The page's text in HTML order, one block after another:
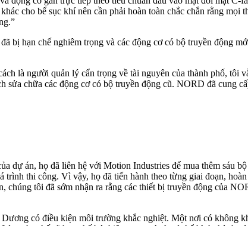
cho bể sục khí nên cần phải hoàn toàn chắc chắn rằng mọi
bị hạn chế nghiêm trọng và các động cơ có bộ truyền động
là người quản lý cẩn trọng về tài nguyên của thành phố, tôi
chữa các động cơ có bộ truyền động cũ. NORD đã cung
dự án, họ đã liên hệ với Motion Industries để mua thêm sáu
thi công. Vì vậy, họ đã tiến hành theo từng giai đoạn,
tôi đã sớm nhận ra rằng các thiết bị truyền động của
có điều kiện môi trường khắc nghiệt. Một nơi có không